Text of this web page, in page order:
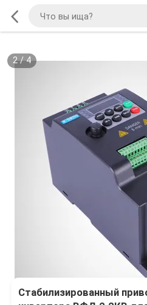
2/4
Стабилизированный